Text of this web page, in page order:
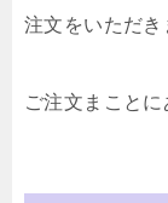
注文をいただき
ご注文まことに